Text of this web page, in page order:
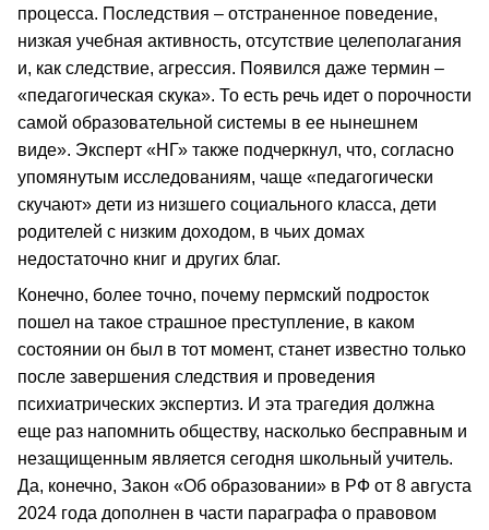
процесса. Последствия – отстраненное поведение,
низкая учебная активность, отсутствие целеполагания
и, как следствие, агрессия. Появился даже термин –
«педагогическая скука». То есть речь идет о порочности
самой образовательной системы в ее нынешнем
виде». Эксперт «НГ» также подчеркнул, что, согласно
упомянутым исследованиям, чаще «педагогически
скучают» дети из низшего социального класса, дети
родителей с низким доходом, в чьих домах
недостаточно книг и других благ.
Конечно, более точно, почему пермский подросток
пошел на такое страшное преступление, в каком
состоянии он был в тот момент, станет известно только
после завершения следствия и проведения
психиатрических экспертиз. И эта трагедия должна
еще раз напомнить обществу, насколько бесправным и
незащищенным является сегодня школьный учитель.
Да, конечно, Закон «Об образовании» в РФ от 8 августа
2024 года дополнен в части параграфа о правовом